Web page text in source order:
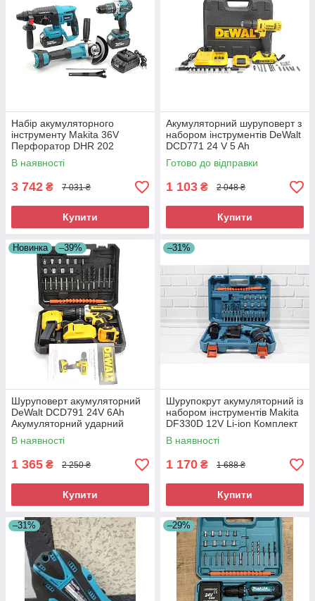
Набір акумуляторного
інструменту Makita 36V
Перфоратор DHR 202
Болгарка DGA 540
Шурупокрут DDF 484
В наявності
3 742 ₴ 7 031 ₴
Купити
Акумуляторний шуруповерт з
набором інструментів DeWalt
DCD771 24 V 5 Ah
Багатофункціональний
акумуляторний шуруповерт
Готово до відправки
1 103 ₴ 2 048 ₴
Купити
Новинка –39%
Шуруповерт акумуляторний
DeWalt DCD791 24V 6Ah
Акумуляторний ударний
шуруповерт
В наявності
1 365 ₴ 2 250 ₴
Купити
–31%
Шурупокрут акумуляторний із
набором інструментів Makita
DF330D 12V Li-ion Комплект
інструментів із шурупокрутом
В наявності
1 170 ₴ 1 688 ₴
Купити
–31% –29%